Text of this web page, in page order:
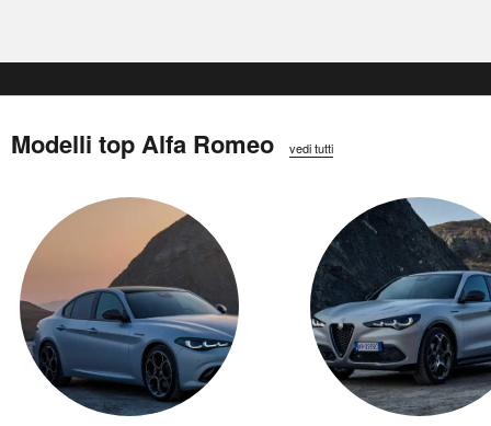
Modelli top Alfa Romeo vedi tutti